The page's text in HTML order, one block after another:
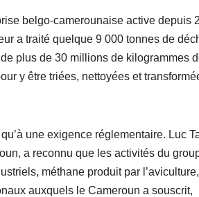
belgo-camerounaise active depuis
a traité quelque 9 000 tonnes de
plus de 30 millions de kilogrammes
y être triées, nettoyées et
une exigence réglementaire. Luc
a reconnu que les activités du
méthane produit par
auxquels le Cameroun a souscrit,